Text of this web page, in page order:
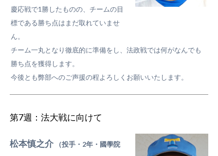
慶応戦で1勝したものの、チームの目
標である勝ち点はまだ取れていませ
ん。
チーム一丸となり徹底的に準備をし、法政戦では何がなんでも
勝ち点を獲得します。
今後とも弊部へのご声援の程よろしくお願いいたします。
第7週：法大戦に向けて
松本慎之介 （投手・2年・國學院